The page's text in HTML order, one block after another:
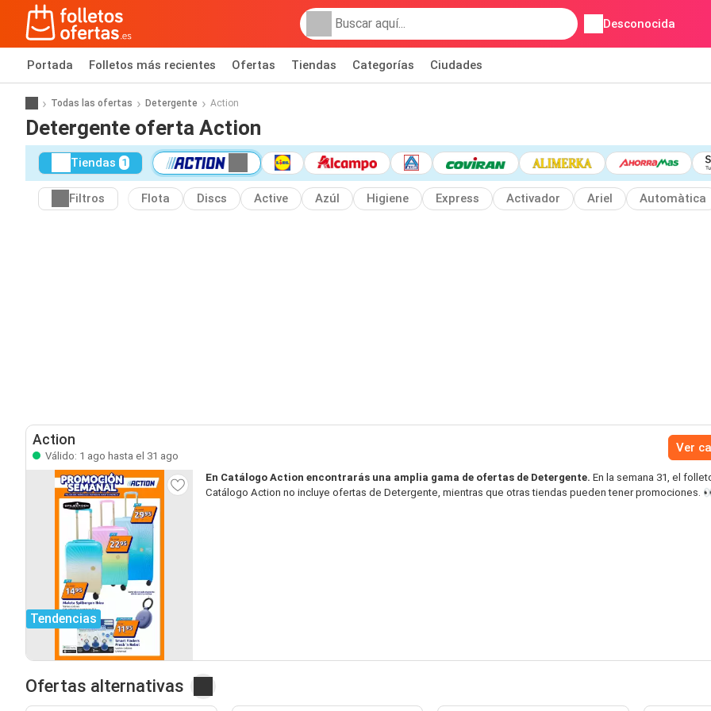
Desconocida
Portada Folletos más recientes Ofertas Tiendas Categorías Ciudades
Todas las ofertas Detergente Action
Detergente oferta Action
Tiendas 1
Filtros Flota Discs Active Azúl Higiene Express Activador Ariel Automàtica
Action
Válido: 1 ago hasta el 31 ago
Ver
Tendencias
En Catálogo Action encontrarás una amplia gama de ofertas de Detergente. En la semana 31, el
Catálogo Action no incluye ofertas de Detergente, mientras que otras tiendas pueden tener promociones.
Ofertas alternativas